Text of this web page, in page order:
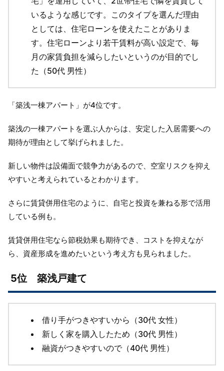
いるような感じです。このタイプを選んだ理由
としては、住宅ローンを使えたことがありま
す。住宅ローンより若干賃料が高い設定で、毎
月の家賃負担を減らしたいというのが目的でし
た（50代 男性）
「築浅一棟アパート」が4位です。
築浅の一棟アパートを選ぶ人からは、安定した入居需要への
期待が理由として挙げられました。
新しい物件は設備面で競争力があるので、空室リスクを抑え
やすいと考えられているとわかります。
さらに賃貸併用住宅のように、自宅と投資を兼ねる形で活用
している例も。
賃貸併用住宅なら節税効果も期待でき、コストを抑えなが
ら、資産形成を進めたいという考え方も見られました。
5位 築浅戸建て
借り手がつきやすいから（30代 女性）
新しく家を購入したため（30代 男性）
融資がつきやすいので（40代 男性）